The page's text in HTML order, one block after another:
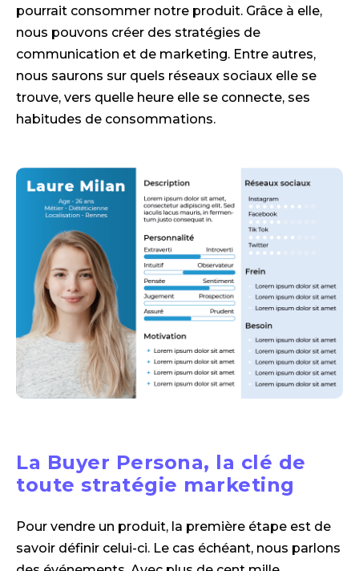
pourrait consommer notre produit. Grâce à elle,
nous pouvons créer des stratégies de
communication et de marketing. Entre autres,
nous saurons sur quels réseaux sociaux elle se
trouve, vers quelle heure elle se connecte, ses
habitudes de consommations.
La Buyer Persona, la clé de
toute stratégie marketing
Pour vendre un produit, la première étape est de
savoir définir celui-ci. Le cas échéant, nous parlons